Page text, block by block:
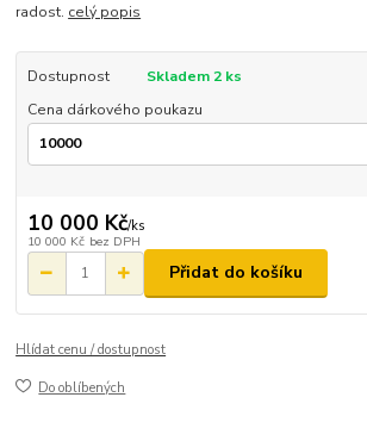
radost. celý popis
Dostupnost
Skladem 2 ks
Cena dárkového poukazu
10 000 Kč/ks
10 000 Kč bez DPH
Přidat do košíku
Hlídat cenu / dostupnost
Do oblíbených